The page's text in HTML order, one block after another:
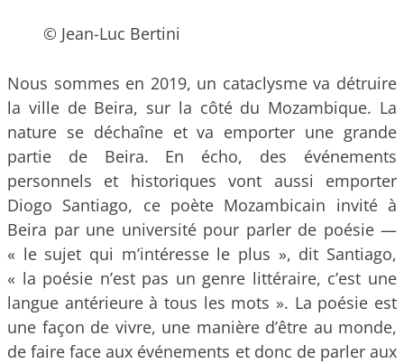
© Jean-Luc Bertini
Nous sommes en 2019, un cataclysme va détruire
la ville de Beira, sur la côté du Mozambique. La
nature se déchaîne et va emporter une grande
partie de Beira. En écho, des événements
personnels et historiques vont aussi emporter
Diogo Santiago, ce poète Mozambicain invité à
Beira par une université pour parler de poésie —
« le sujet qui m’intéresse le plus », dit Santiago,
« la poésie n’est pas un genre littéraire, c’est une
langue antérieure à tous les mots ». La poésie est
une façon de vivre, une manière d’être au monde,
de faire face aux événements et donc de parler aux